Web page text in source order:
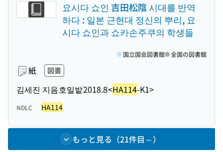
요시다 쇼인 吉田松陰 시대를 반역
하다 : 일본 근현대 정신의 뿌리, 요
시다 쇼인과 쇼카손주쿠의 학생들
紙 図書
김세진 지음호밀밭2018.8<HA114-K1>
国立国会図書館 全国の図書館
NDLC HA114
もっと見る（21件目～）